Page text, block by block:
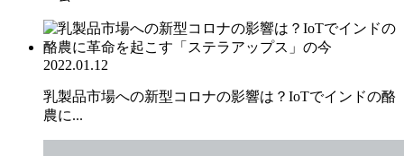
2022.01.12
乳製品市場への新型コロナの影響は？IoTでインドの酪
農に...